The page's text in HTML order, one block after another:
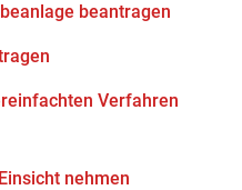
beantragen
Verfahren
nehmen